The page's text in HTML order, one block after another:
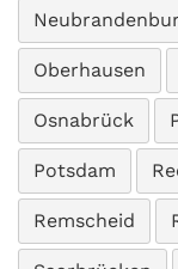
Oberhausen
Osnabrück
Potsdam
Remscheid